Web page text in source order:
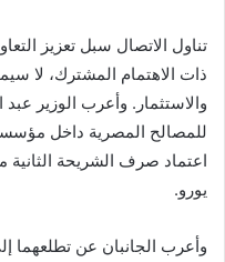
تناول الاتصال سبل تعزيز
ذات الاهتمام المشترك، لا
والاستثمار. وأعرب الوزير
للمصالح المصرية داخل
يورو.
وأعرب الجانبان عن تطلعهما